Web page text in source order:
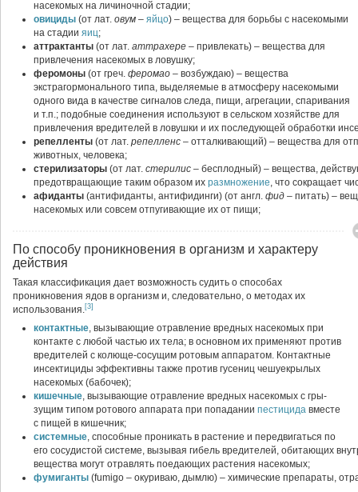
насекомых на личиночной стадии;
овициды (от лат. овум – яйцо) – вещества для борьбы с насекомыми
на стадии яиц;
аттрактанты (от лат. аттрахере – привлекать) – вещества для
привлечения насекомых в ловушку;
феромоны (от греч. феромао – возбуждаю) – вещества
экстрагормонального типа, выделяемые в атмосферу насекомыми
одного вида в каче­стве сигналов следа, пищи, агрегации, спаривания
и т.п.; подобные соединения используют в сельском хозяйстве для
привлечения вредителей в ловушки и их последующей обработки
репелленты (от лат. репелленс – отталкивающий) – вещества для
животных, человека;
стерилизаторы (от лат. стерилис – бесплодный) – вещества,
предотвращающие таким обра­зом их размножение, что сокращает
афиданты (антифиданты, антифидинги) (от англ. фид – питать) –
насекомых или совсем отпугивающие их от пищи;
По способу проникновения в организм и характеру
действия
Такая классификация дает возможность судить о способах
проникновения ядов в организм и, следовательно, о методах их
использования.[3]
контактные, вызывающие отравление вредных насекомых при
контакте с любой частью их тела; в основном их применяют против
вредителей с колюще-сосущим ротовым аппаратом. Кон­тактные
инсектициды эффективны также против гусениц чешуе­крылых
насекомых (бабочек);
кишечные, вызывающие отравление вредных насекомых с гры­
зущим типом ротового аппарата при попадании пестицида вместе
с пищей в кишечник;
системные, способные проникать в растение и передвигаться по
его сосудистой системе, вызывая гибель вредителей, обитающих
вещества могут отравлять поедаю­щих растения насекомых;
фумиганты (fumigo – окуриваю, дымлю) – химические препараты,